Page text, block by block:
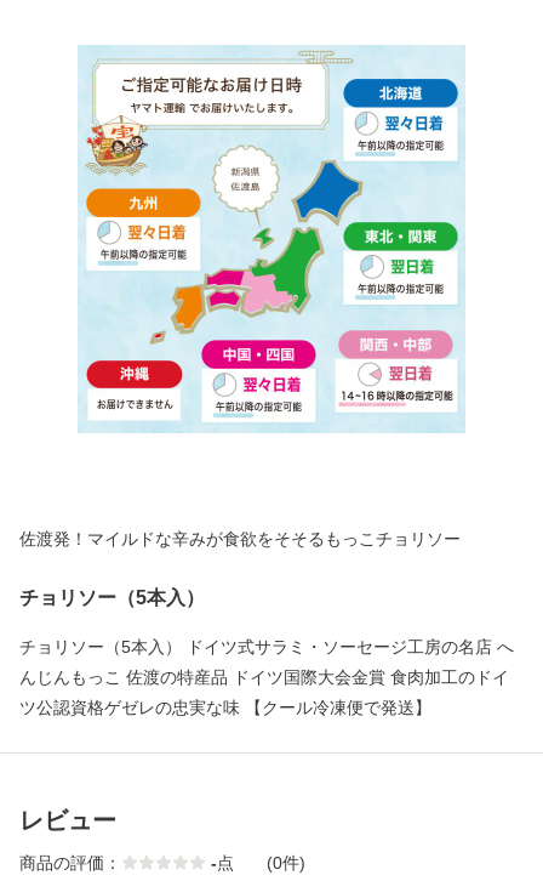
佐渡発！マイルドな辛みが食欲をそそるもっこチョリソー
チョリソー（5本入）
チョリソー（5本入） ドイツ式サラミ・ソーセージ工房の名店 へ
んじんもっこ 佐渡の特産品 ドイツ国際大会金賞 食肉加工のドイ
ツ公認資格ゲゼレの忠実な味 【クール冷凍便で発送】
レビュー
商品の評価： -点 (0件)